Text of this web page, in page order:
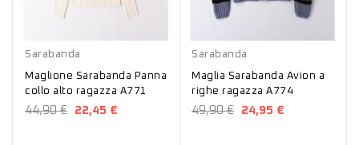
Sarabanda
Maglione Sarabanda Panna
collo alto ragazza A771
44,90 € 22,45 €
Sarabanda
Maglia Sarabanda Avion a
righe ragazza A774
49,90 € 24,95 €